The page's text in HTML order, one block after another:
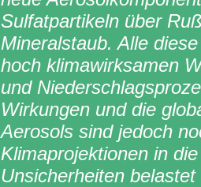
Sulfatpartikeln über
Mineralstaub. Alle
hoch klimawirksamen
und
Wirkungen und die
Aerosols sind jedoch
Klimaprojektionen in
Unsicherheiten